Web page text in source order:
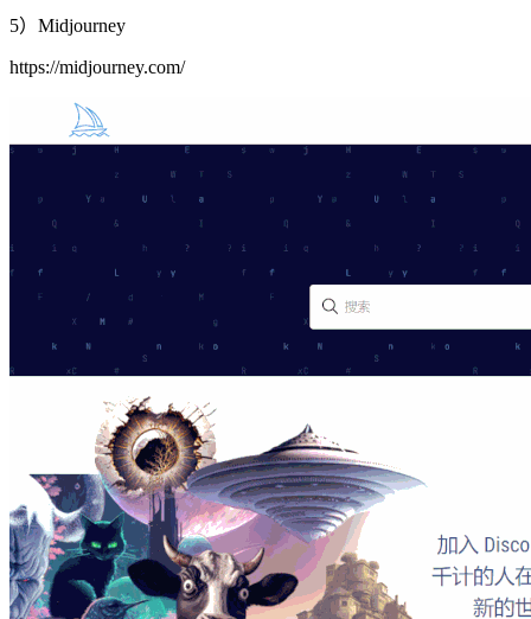
5）Midjourney
https://midjourney.com/